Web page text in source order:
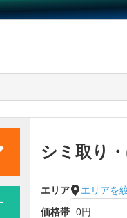
シミ取り
エリア
エリアを
価格帯